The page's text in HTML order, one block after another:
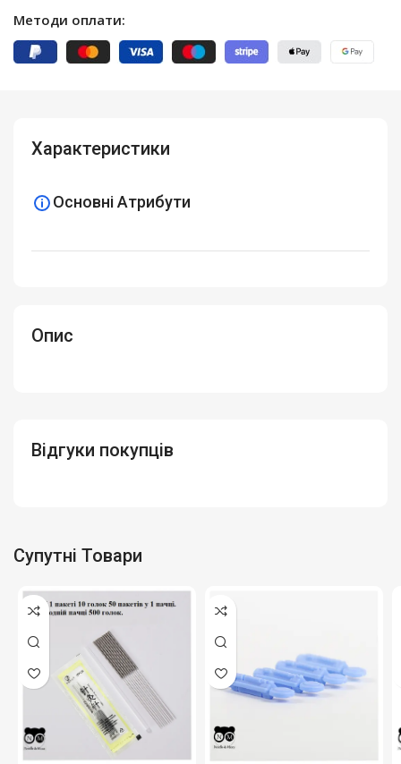
Методи оплати:
Опис
Характеристики
Основні Атрибути
Відгуки покупців
Супутні Товари